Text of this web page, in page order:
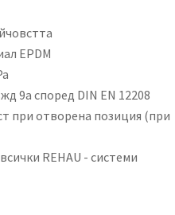
EPDM
9а според DIN EN 12208
при отворена позиция (при
REHAU - системи